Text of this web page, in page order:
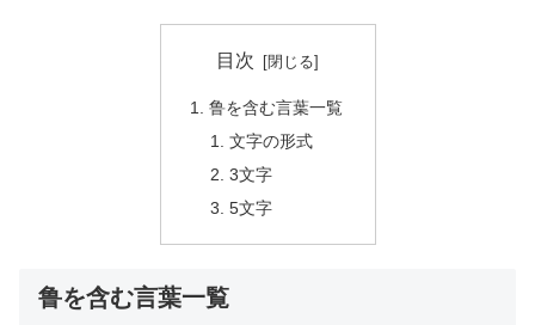
目次
鲁を含む言葉一覧
文字の形式
3文字
5文字
鲁を含む言葉一覧